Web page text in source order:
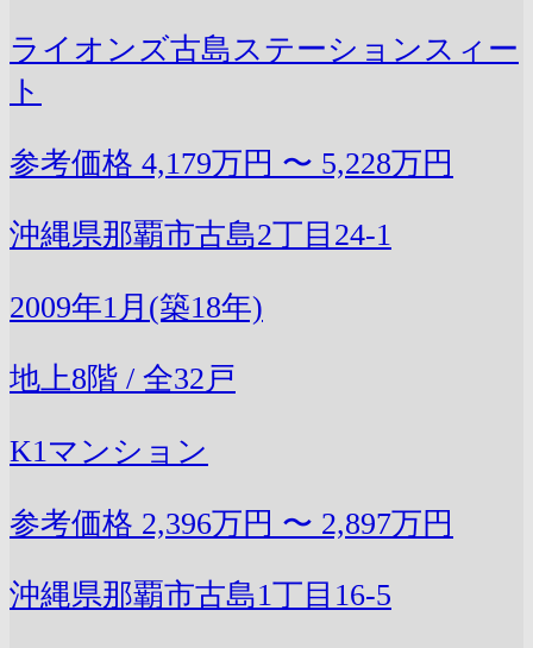
ライオンズ古島ステーションスィー
ト
参考価格 4,179万円 〜 5,228万円
沖縄県那覇市古島2丁目24-1
2009年1月(築18年)
地上8階 / 全32戸
K1マンション
参考価格 2,396万円 〜 2,897万円
沖縄県那覇市古島1丁目16-5